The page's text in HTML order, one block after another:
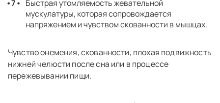
Быстрая утомляемость жевательной
мускулатуры, которая сопровождается
напряжением и чувством скованности в мышцах.
Чувство онемения, скованности, плохая подвижность
нижней челюсти после сна или в процессе
пережевывании пищи.